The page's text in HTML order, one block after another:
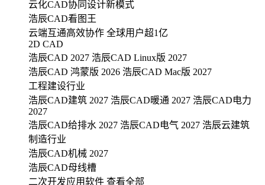
云化CAD协同设计新模式
浩辰CAD看图王
云端互通高效协作 全球用户超1亿
2D CAD
浩辰CAD 2027 浩辰CAD Linux版 2027
浩辰CAD 鸿蒙版 2026 浩辰CAD Mac版 2027
工程建设行业
浩辰CAD建筑 2027 浩辰CAD暖通 2027 浩辰CAD电力
2027
浩辰CAD给排水 2027 浩辰CAD电气 2027 浩辰云建筑
制造行业
浩辰CAD机械 2027
浩辰CAD母线槽
二次开发应用软件 查看全部